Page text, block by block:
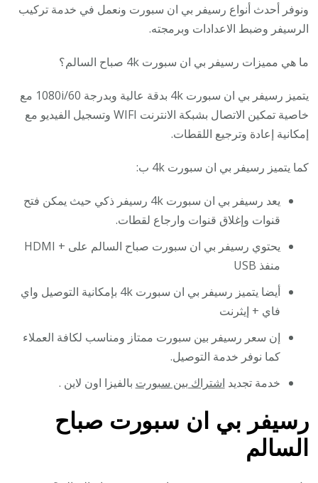
ونوفر أحدث أنواع رسيفر بي ان سبورت ونعمل في خدمة تركيب
الرسيفر وضبط الاعدادات وبرمجته.
ما هي مميزات رسيفر بي ان سبورت 4k صباح السالم؟
يتميز رسيفر بي ان سبورت 4k بدقة عالية وبدرجة 1080i/60 مع
خاصية تمكين الاتصال بشبكة الانترنت WIFI وتسجيل الفيديو مع
إمكانية إعادة وترجيع اللقطات.
كما يتميز رسيفر بي ان سبورت 4k ب:
يعد رسيفر بي ان سبورت 4k رسيفر ذكي حيث يمكن فتح
قنوات وإغلاق قنوات وارجاع لقطات.
يحتوي رسيفر بي ان سبورت صباح السالم على + HDMI
منفذ USB
أيضا يتميز رسيفر بي ان سبورت 4k بإمكانية التوصيل واي
فاي + إيثرنت
إن سعر رسيفر بين سبورت ممتاز ومناسب لكافة العملاء
كما نوفر خدمة التوصيل.
خدمة تجديد اشتراك بين سبورت بالفيزا اون لاين .
رسيفر بي ان سبورت صباح
السالم